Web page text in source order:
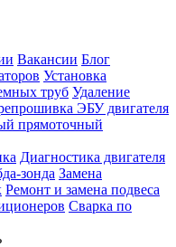
Вакансии Блог
Установка
труб Удаление
ЭБУ двигателя
прямоточный
Диагностика двигателя
зонда Замена
Ремонт и замена подвеса
Cварка по